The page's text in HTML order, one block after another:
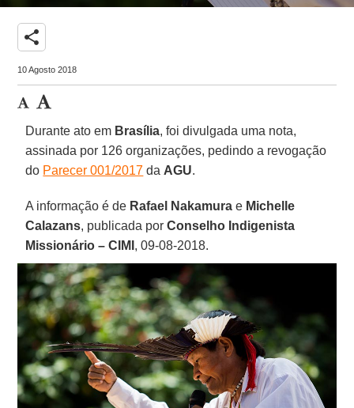
share
10 Agosto 2018
Durante ato em Brasília, foi divulgada uma nota,
assinada por 126 organizações, pedindo a revogação
do Parecer 001/2017 da AGU.
A informação é de Rafael Nakamura e Michelle
Calazans, publicada porConselho Indigenista
Missionário – CIMI , 09-08-2018.